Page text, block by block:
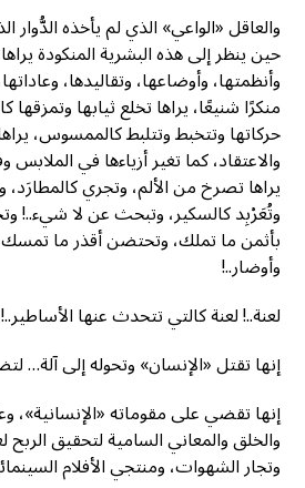
والعاقل «الواعي» الذي لم يأخذه الدُّوار
حين ينظر إلى هذه البشرية المنكودة
وأنظمتها، وأوضاعها، وتقاليدها،
منكرًا شنيعًا، يراها تخلع ثيابها
حركاتها وتتخبط وتتلبط كالممسوس،
والاعتقاد، كما تغير أزياءها في الملابس
يراها تصرخ من الألم، وتجري
وتُعَرْبِد كالسكير، وتبحث عن لا شيء..!
بأثمن ما تملك، وتحتضن أقذر ما تمسك
وأوضار..!
لعنة..! لعنة كالتي تتحدث عنها الأساطير..!
إنها تقتل «الإنسان» وتحوله إلى آلة…
إنها تقضي على مقوماته «الإنسانية»،
والخلق والمعاني السامية لتحقيق
وتجار الشهوات، ومنتجي الأفلام